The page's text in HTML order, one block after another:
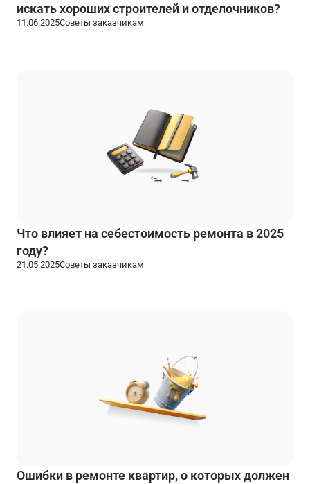
искать хороших строителей и отделочников?
11.06.2025Советы заказчикам
Что влияет на себестоимость ремонта в 2025
году?
21.05.2025Советы заказчикам
Ошибки в ремонте квартир, о которых должен